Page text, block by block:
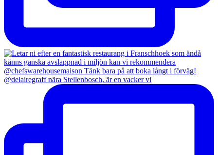
@delairegraff nära Stellenbosch, är en vacker vi